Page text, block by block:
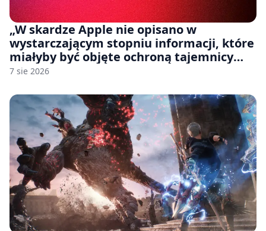
„W skardze Apple nie opisano w
wystarczającym stopniu informacji, które
miałyby być objęte ochroną tajemnicy
handlowej”. OpenAI żąda odrzucenia
7 sie 2026